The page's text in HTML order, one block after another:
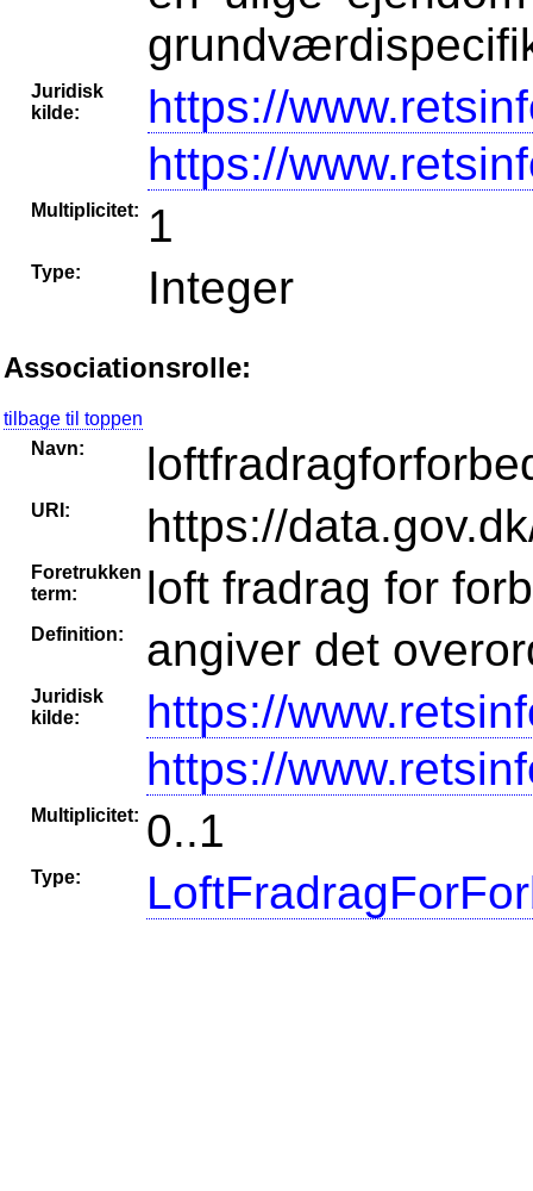
Juridisk
kilde:
https://
https://
Multiplicitet: 1
Type: Integer
Associationsrolle:
tilbage til toppen
Navn:
URI: https://
Foretrukken
term:
loft fradrag for
Definition: angiver det
Juridisk
kilde:
https://
https://
Multiplicitet: 0..1
Type: